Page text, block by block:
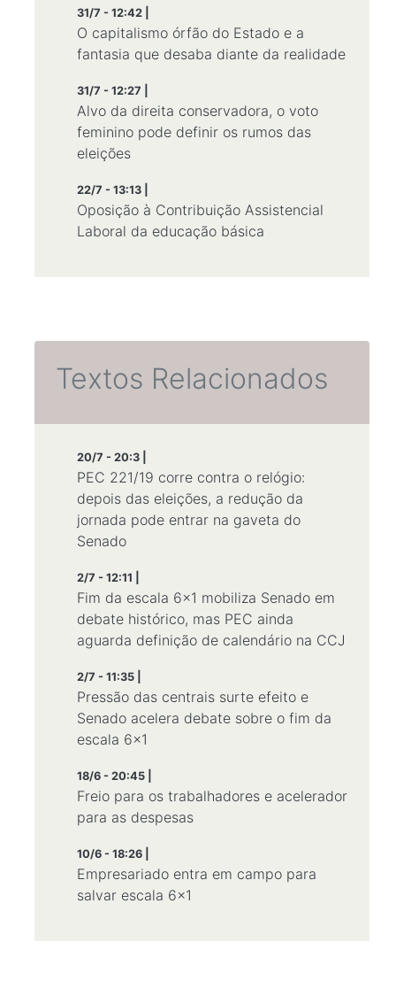
31/7 - 12:42 |
O capitalismo órfão do Estado e a
fantasia que desaba diante da realidade
31/7 - 12:27 |
Alvo da direita conservadora, o voto
feminino pode definir os rumos das
eleições
22/7 - 13:13 |
Oposição à Contribuição Assistencial
Laboral da educação básica
Textos Relacionados
20/7 - 20:3 |
PEC 221/19 corre contra o relógio:
depois das eleições, a redução da
jornada pode entrar na gaveta do
Senado
2/7 - 12:11 |
Fim da escala 6x1 mobiliza Senado em
debate histórico, mas PEC ainda
aguarda definição de calendário na CCJ
2/7 - 11:35 |
Pressão das centrais surte efeito e
Senado acelera debate sobre o fim da
escala 6×1
18/6 - 20:45 |
Freio para os trabalhadores e acelerador
para as despesas
10/6 - 18:26 |
Empresariado entra em campo para
salvar escala 6x1